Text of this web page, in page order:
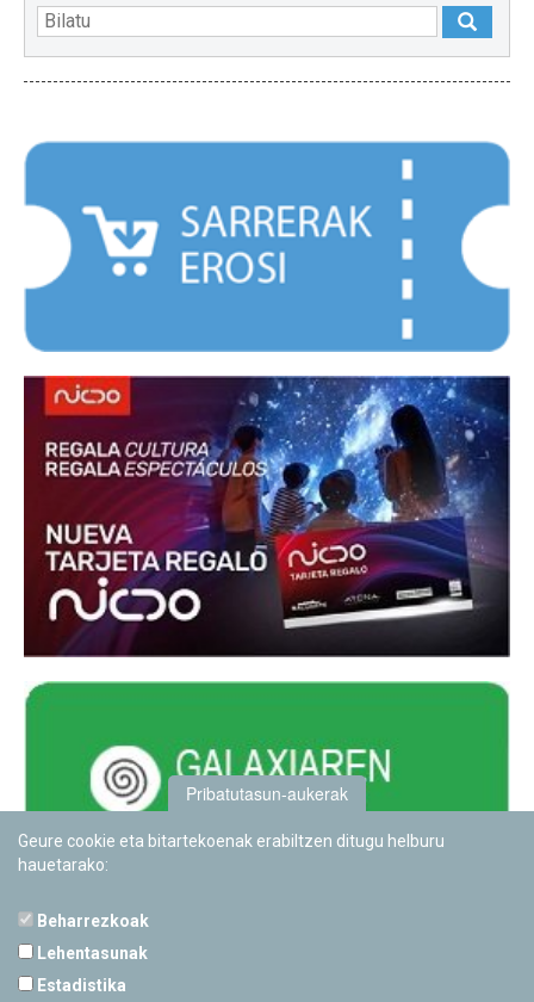
Pribatutasun-aukerak
Geure cookie eta bitartekoenak erabiltzen ditugu helburu
hauetarako:
Beharrezkoak
Lehentasunak
Estadistika